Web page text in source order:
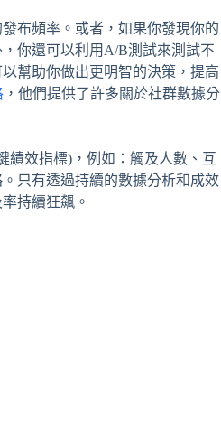
布頻率。或者，如果你發現你的
你還可以利用A/B測試來測試不
幫助你做出更明智的決策，提高
，他們提供了許多關於社群數據分
績效指標)，例如：觸及人數、互
只有透過持續的數據分析和成效
持續狂飆。